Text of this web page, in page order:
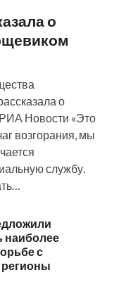
о
о
Новости «Это
возгорания, мы
службу.
наиболее
с